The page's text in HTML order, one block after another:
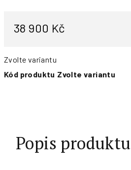
38 900 Kč
Zvolte variantu
Kód produktu Zvolte variantu
Popis produktu